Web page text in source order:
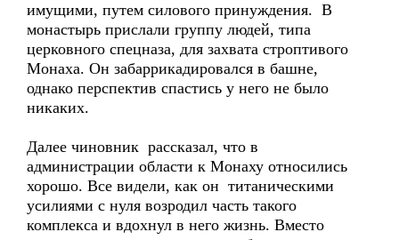
имущими, путем силового принуждения. В
монастырь прислали группу людей, типа
церковного спецназа, для захвата строптивого
Монаха. Он забаррикадировался в башне,
однако перспектив спастись у него не было
никаких.
Далее чиновник рассказал, что в
администрации области к Монаху относились
хорошо. Все видели, как он титаническими
усилиями с нуля возродил часть такого
комплекса и вдохнул в него жизнь. Вместо